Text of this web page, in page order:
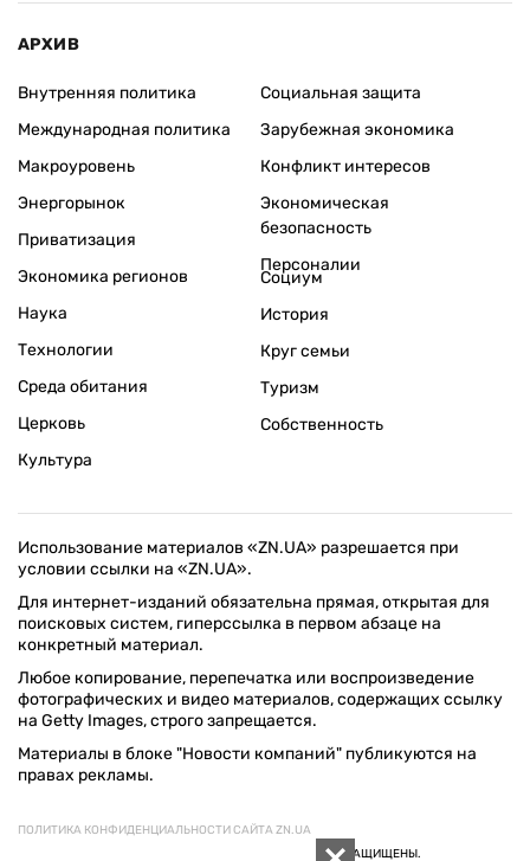
АРХИВ
Внутренняя политика
Международная политика
Макроуровень
Энергорынок
Приватизация
Экономика регионов
Социальная защита
Зарубежная экономика
Конфликт интересов
Экономическая
безопасность
Персоналии
Наука
Технологии
Среда обитания
Церковь
Культура
Социум
История
Круг семьи
Туризм
Собственность
Использование материалов «ZN.UA» разрешается при
условии ссылки на «ZN.UA».
Для интернет-изданий обязательна прямая, открытая для
поисковых систем, гиперссылка в первом абзаце на
конкретный материал.
Любое копирование, перепечатка или воспроизведение
фотографических и видео материалов, содержащих ссылку
на Getty Images, строго запрещается.
Материалы в блоке "Новости компаний" публикуются на
правах рекламы.
ПОЛИТИКА КОНФИДЕНЦИАЛЬНОСТИ САЙТА ZN.UA
© 1994–2026 «ЗЕРКАЛО НЕДЕЛИ. УКРАИНА». ВСЕ ПРАВА ЗАЩИЩЕНЫ.